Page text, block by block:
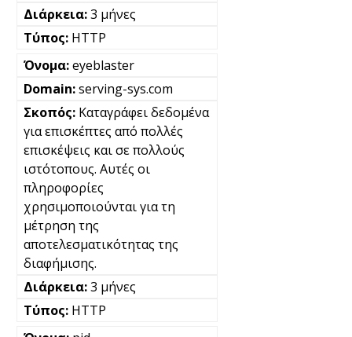
3 μήνες
HTTP
eyeblaster
serving-sys.com
Καταγράφει δεδομένα
για επισκέπτες από πολλές
επισκέψεις και σε πολλούς
ιστότοπους. Αυτές οι
πληροφορίες
χρησιμοποιούνται για τη
μέτρηση της
αποτελεσματικότητας της
διαφήμισης.
3 μήνες
HTTP